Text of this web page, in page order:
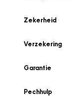
Zekerheid
Verzekering
Garantie
Pechhulp